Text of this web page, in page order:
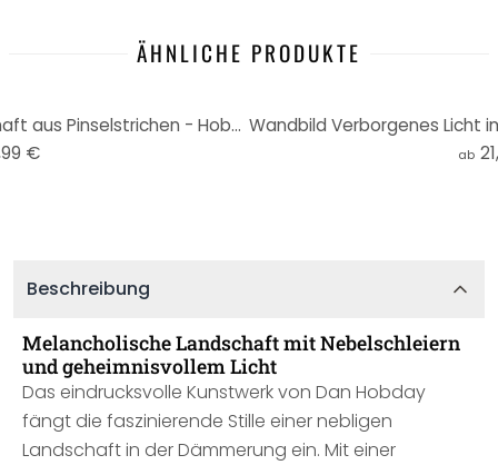
ÄHNLICHE PRODUKTE
Wandbild Gold-graue Landschaft aus Pinselstrichen - Hobday - Alu-Dibond - Rund
€
ab
Beschreibung
Melancholische Landschaft mit Nebelschleiern
und geheimnisvollem Licht
Das eindrucksvolle Kunstwerk von Dan Hobday
fängt die faszinierende Stille einer nebligen
Landschaft in der Dämmerung ein. Mit einer